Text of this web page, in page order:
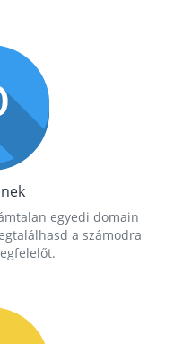
egyedi domain
a számodra